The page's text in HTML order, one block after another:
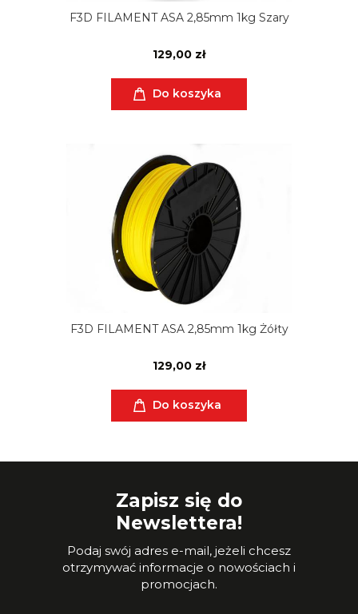
F3D FILAMENT ASA 2,85mm 1kg Szary
129,00 zł
Do koszyka
F3D FILAMENT ASA 2,85mm 1kg Żółty
129,00 zł
Do koszyka
Zapisz się do
Newslettera!
Podaj swój adres e-mail, jeżeli chcesz
otrzymywać informacje o nowościach i
promocjach.